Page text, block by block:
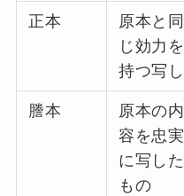
正本
原本と同
じ効力を
持つ写し
謄本
原本の内
容を忠実
に写した
もの